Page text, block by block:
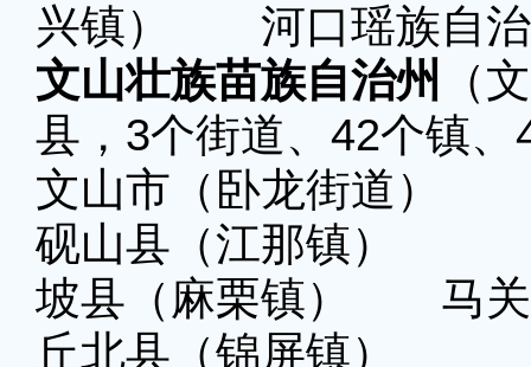
兴镇） 河口瑶族自治
文山壮族苗族自治州
（
县，3个街道、42个镇
文山市（卧龙街道）
砚山县（江那镇）
坡县（麻栗镇） 马关
丘北县（锦屏镇）